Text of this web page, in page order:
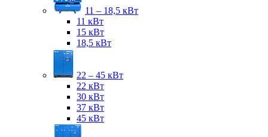
11 – 18,5 кВт
11 кВт
15 кВт
18,5 кВт
22 – 45 кВт
22 кВт
30 кВт
37 кВт
45 кВт